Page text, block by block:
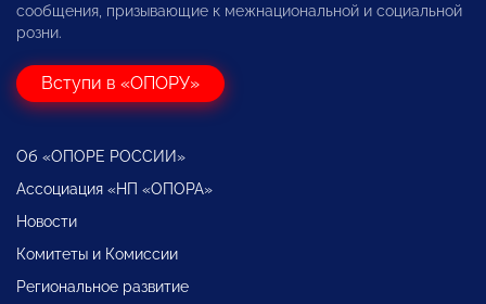
сообщения, призывающие к межнациональной и социальной
розни.
Вступи в «ОПОРУ»
Об «ОПОРЕ РОССИИ»
Ассоциация «НП «ОПОРА»
Новости
Комитеты и Комиссии
Региональное развитие